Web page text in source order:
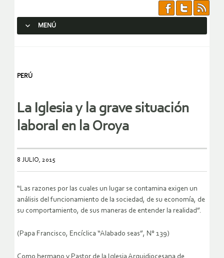
MENÚ
PERÚ
La Iglesia y la grave situación
laboral en la Oroya
8 JULIO, 2015
“Las razones por las cuales un lugar se contamina exigen un
análisis del funcionamiento de la sociedad, de su economía, de
su comportamiento, de sus maneras de entender la realidad”.
(Papa Francisco, Encíclica “Alabado seas”, N° 139)